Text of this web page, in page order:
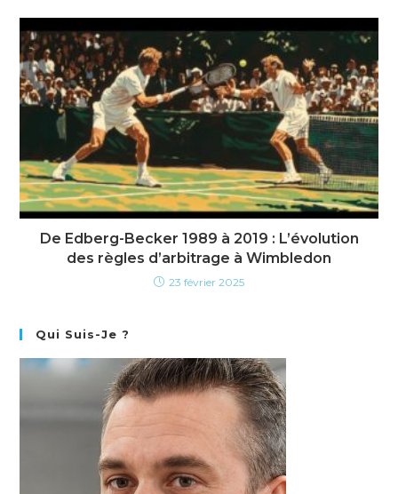
De Edberg-Becker 1989 à 2019 : L’évolution
des règles d’arbitrage à Wimbledon
23 février 2025
Qui Suis-Je ?